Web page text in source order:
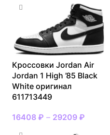
Кроссовки Jordan Air
Jordan 1 High ’85 Black
White оригинал
611713449
16408 ₽ – 29209 ₽